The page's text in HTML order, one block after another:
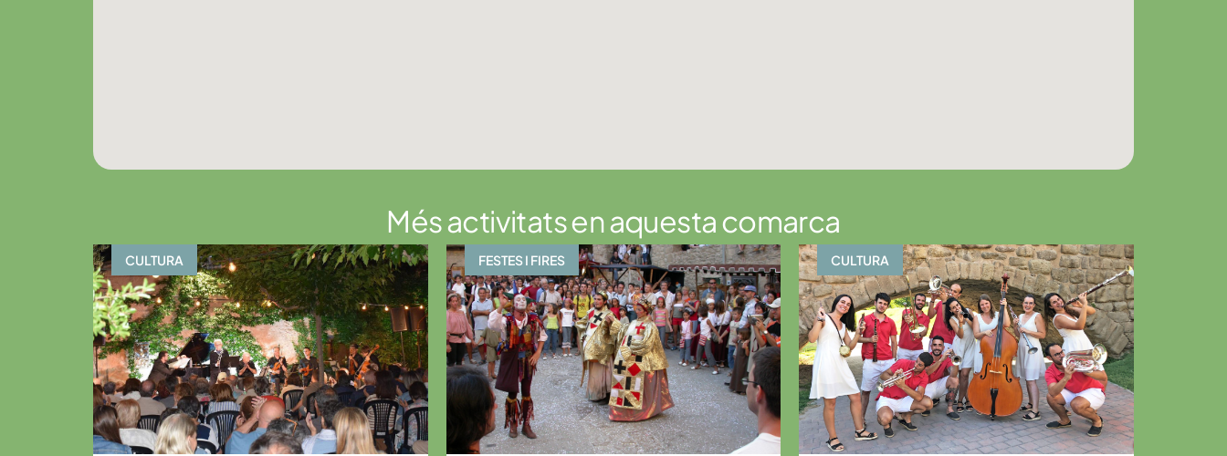
Més activitats en aquesta comarca
CULTURA FESTES I FIRES CULTURA